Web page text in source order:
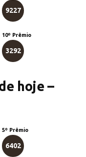
9227
10º Prêmio
3292
hoje –
5º Prêmio
6402